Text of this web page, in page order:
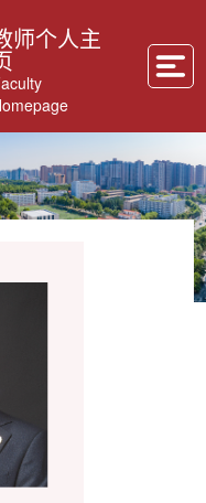
师个人主